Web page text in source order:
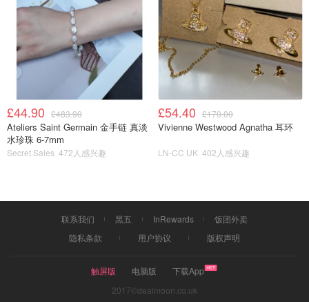
£44.90 £483.90
Ateliers Saint Germain 金手链 真淡
水珍珠 6-7mm
Secret Sales 472人感兴趣
£54.40 £170.00
Vivienne Westwood Agnatha 耳环
LN-CC UK 402人感兴趣
联系我们 黑五 InRewards
饭团外卖
隐私条款
用户协议 版权声明
触屏版 电脑版
下载App
2017©dealmoon.co.uk